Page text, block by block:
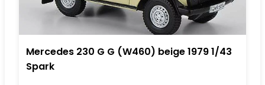
Mercedes 230 G G (W460) beige 1979 1/43
Spark